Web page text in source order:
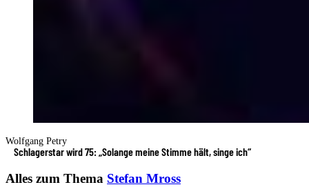
Wolfgang Petry
Schlagerstar wird 75: „Solange meine Stimme hält, singe ich“
Alles zum Thema Stefan Mross